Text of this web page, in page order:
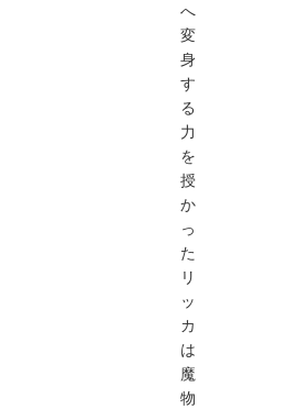
へ
変
身
す
る
力
を
授
か
っ
た
リ
ッ
カ
は
魔
物